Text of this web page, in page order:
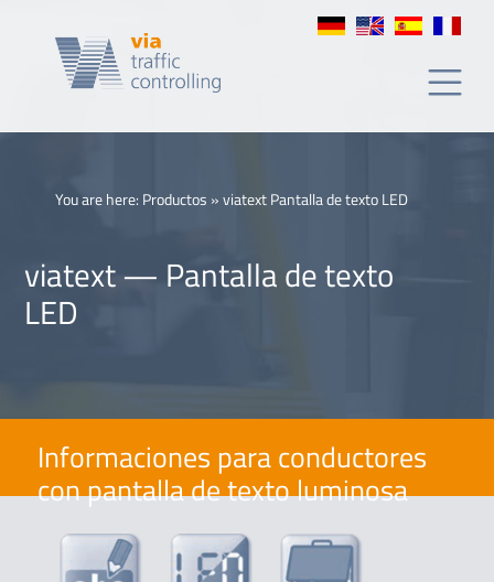
texto
LED
You are here: Productos »viatext Pantalla de texto LED
viatext — Pantalla de texto
LED
Informaciones para conductores
con pantalla de texto luminosa